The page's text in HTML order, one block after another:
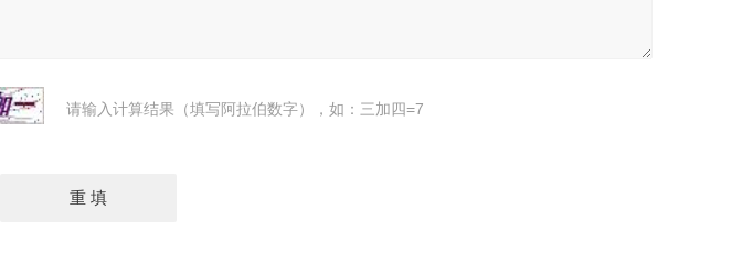
请输入计算结果（填写阿拉伯数字），如：三加四=7